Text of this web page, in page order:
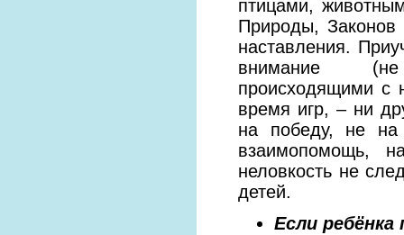
птицами,
Природы,
наставления.
внимание (не
происходящими с
время игр, – ни
на победу, не на
взаимопомощь,
неловкость не
детей.
Если